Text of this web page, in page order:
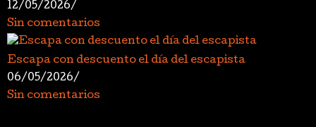
12/05/2026/
Sin comentarios
Escapa con descuento el día del escapista
06/05/2026/
Sin comentarios